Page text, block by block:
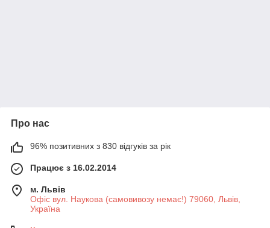
Про нас
96% позитивних з 830 відгуків за рік
Працює з 16.02.2014
м. Львів
Офіс вул. Наукова (самовивозу немає!) 79060, Львів,
Україна